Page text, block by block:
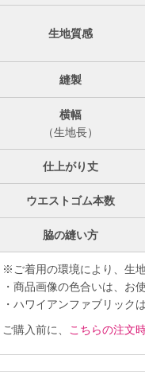
生地質感
縫製
横幅
（生地長）
仕上がり丈
ウエストゴム本数
脇の縫い方
※ご着用の環境により、生
・商品画像の色合いは、お
・ハワイアンファブリック
ご購入前に、
こちらの注文